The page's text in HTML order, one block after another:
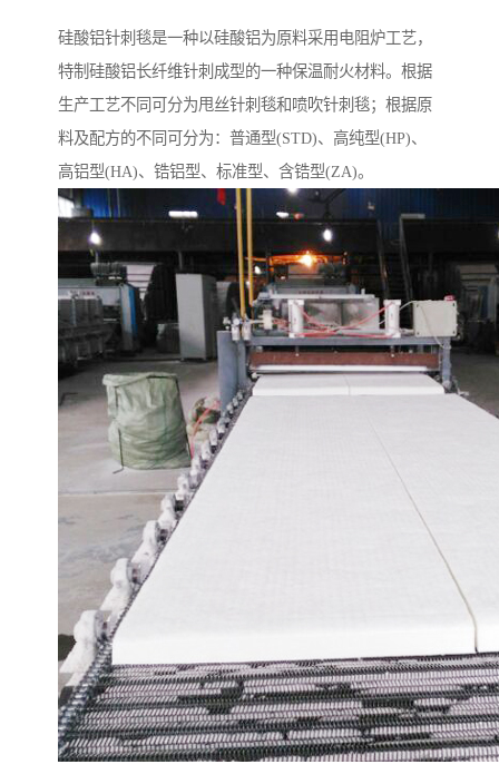
硅酸铝针刺毯是一种以硅酸铝为原料采用电阻炉工艺，
特制硅酸铝长纤维针刺成型的一种保温耐火材料。根据
生产工艺不同可分为甩丝针刺毯和喷吹针刺毯；根据原
料及配方的不同可分为：普通型(STD)、高纯型(HP)、
高铝型(HA)、锆铝型、标准型、含锆型(ZA)。